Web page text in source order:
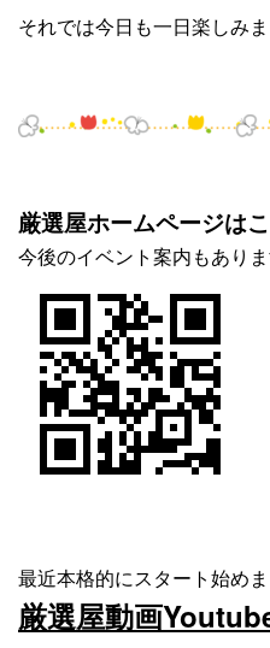
それでは今日も一日楽しみま
厳選屋ホームページは
今後のイベント案内もありま
最近本格的にスタート始めま
厳選屋動画